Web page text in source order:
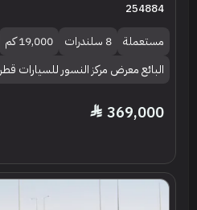
254884
مستعملة 8 سلندرات
19,000 كم
البائع معرض مركز النسور للسيارات قطر
369,000